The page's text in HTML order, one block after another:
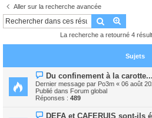
Aller sur la recherche avancée
Rechercher
La recherche a retourné 4
Sujets
N
o
u
v
e
Du confinement à la carotte...
Dernier message par Po3m « 06 août
Publié dans Forum global
Réponses : 489
NDEFA et CAFERUIS sont-ils